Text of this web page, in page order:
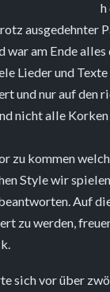
h
ausgedehnter
war am Ende alles
Lieder und
und nur auf den
nicht alle Korken
zu kommen
Style wir
Auf
zu werden,
sich vor über